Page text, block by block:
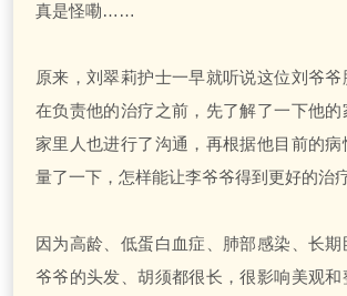
真是怪嘞……
原来，刘翠莉护士一早就听说这位刘爷
在负责他的治疗之前，先了解了一下他
家里人也进行了沟通，再根据他目前的
量了一下，怎样能让李爷爷得到更好的治疗
因为高龄、低蛋白血症、肺部感染、长
爷爷的头发、胡须都很长，很影响美观